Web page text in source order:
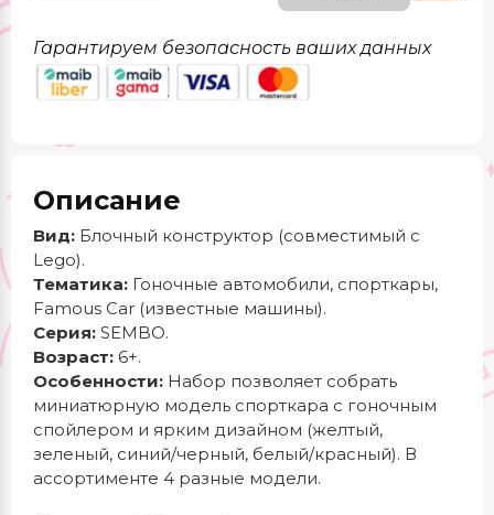
Гарантируем безопасность ваших данных
Описание
Вид: Блочный конструктор (совместимый с
Lego).
Тематика: Гоночные автомобили, спорткары,
Famous Car (известные машины).
Серия: SEMBO.
Возраст: 6+.
Особенности: Набор позволяет собрать
миниатюрную модель спорткара с гоночным
спойлером и ярким дизайном (желтый,
зеленый, синий/черный, белый/красный). В
ассортименте 4 разные модели.